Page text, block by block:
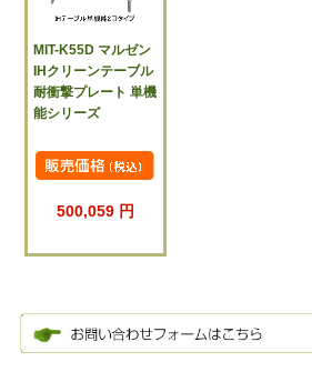
MIT-K55D マルゼン
IHクリーンテーブル
耐衝撃プレート 単機
能シリーズ
500,059 円